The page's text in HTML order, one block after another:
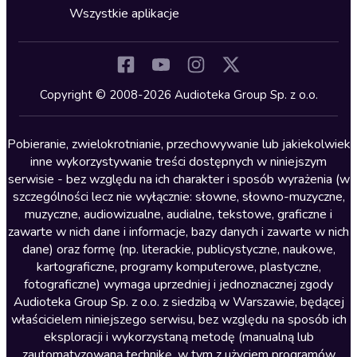
Kryminały
Lektury szkolne
Literatura anglojęzyczna
Literatura faktu
Literatura obyczajowa
Literatura piękna obca
Literatura piękna polska
Nagrania relaksacyjne
Nauka języków
Nauki humanistyczne
Wszystkie aplikacje
Copyright © 2008-2026 Audioteka Group Sp. z o.o.
Pobieranie, zwielokrotnianie, przechowywanie lub jakiekolwiek
inne wykorzystywanie treści dostępnych w niniejszym
serwisie - bez względu na ich charakter i sposób wyrażenia (w
szczególności lecz nie wyłącznie: słowne, słowno-muzyczne,
muzyczne, audiowizualne, audialne, tekstowe, graficzne i
zawarte w nich dane i informacje, bazy danych i zawarte w nich
dane) oraz formę (np. literackie, publicystyczne, naukowe,
kartograficzne, programy komputerowe, plastyczne,
fotograficzne) wymaga uprzedniej i jednoznacznej zgody
Audioteka Group Sp. z o.o. z siedzibą w Warszawie, będącej
właścicielem niniejszego serwisu, bez względu na sposób ich
eksploracji i wykorzystaną metodę (manualną lub